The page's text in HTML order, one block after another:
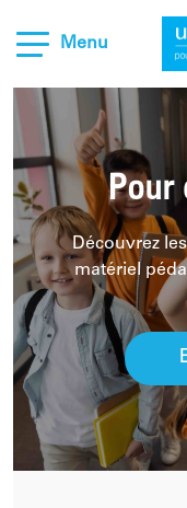
Menu
Matériel
À propos de nous
Contact
Aide et
Pour
Découvrez
matériel